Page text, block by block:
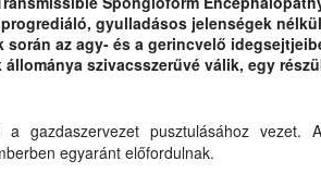
gyulladásos jelenségek
az agy- és a gerincvelő
szivacsszerűvé válik, egy
gazdaszervezet pusztulásához vezet.
egyaránt előfordulnak.